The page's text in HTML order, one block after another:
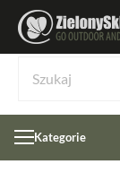
Kategorie